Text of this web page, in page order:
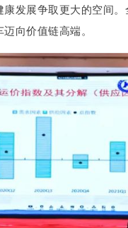
发展争取更大的空间
向价值链高端。